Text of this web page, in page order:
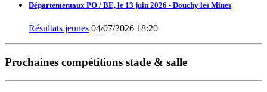
Départementaux PO / BE, le 13 juin 2026 - Douchy les Mines
Résultats jeunes 04/07/2026 18:20
Prochaines compétitions stade & salle